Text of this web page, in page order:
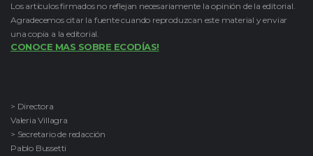
Los artículos firmados no reflejan necesariamente la opinión de la editorial.
Agradecemos citar la fuente cuando reproduzcan este material y enviar
una copia a la editorial.
CONOCE MAS SOBRE ECODÍAS!
> Directora
Valeria Villagra
> Secretario de redacción
Pablo Bussetti